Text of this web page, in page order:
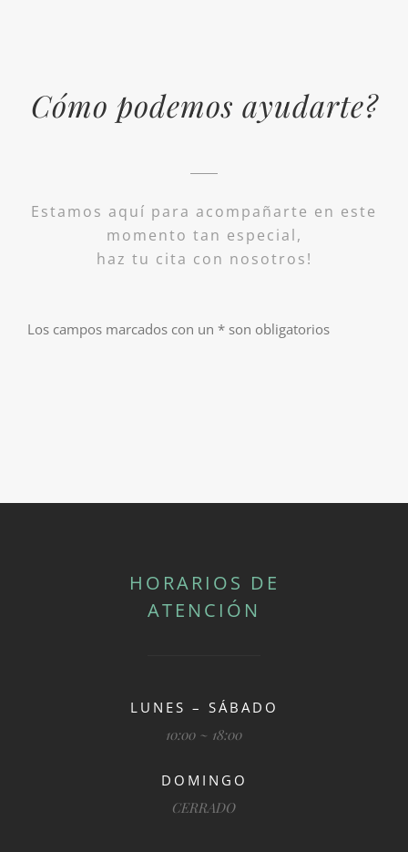
Cómo podemos ayudarte?
Estamos aquí para acompañarte en este
momento tan especial,
haz tu cita con nosotros!
Los campos marcados con un * son obligatorios
HORARIOS DE
ATENCIÓN
LUNES – SÁBADO
10:00 ~ 18:00
DOMINGO
CERRADO